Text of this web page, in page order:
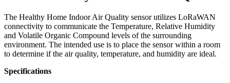
The Healthy Home Indoor Air Quality sensor utilizes LoRaWAN
connectivity to communicate the Temperature, Relative Humidity
and Volatile Organic Compound levels of the surrounding
environment. The intended use is to place the sensor within a room
to determine if the air quality, temperature, and humidity are ideal.
Specifications